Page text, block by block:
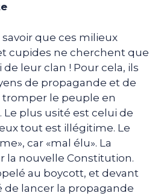
que ces milieux
cupides ne cherchent que
leur clan ! Pour cela, ils
de propagande et de
le peuple en
plus usité est celui de
tout est illégitime. Le
car «mal élu». La
la nouvelle Constitution.
au boycott, et devant
de lancer la propagande